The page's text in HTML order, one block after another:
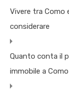
Vivere tra Como
considerare
Quanto conta il
immobile a